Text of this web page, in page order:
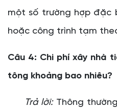
một số trường hợp đặc
hoặc công trình tạm
Câu 4: Chi phí xây nhà
tông khoảng bao nhiêu?
Trả lời: Thông